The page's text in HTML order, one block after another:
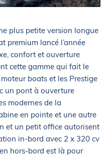
plus petite version longue
premium lancé l’année
confort et ouverture
cette gamme qui fait le
boats et les Prestige
un pont à ouverture
modernes de la
en pointe et une autre
et un petit office autorisent
in-bord avec 2 x 320 cv
hors-bord est là pour